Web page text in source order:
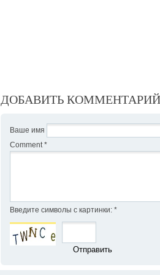
ДОБАВИТЬ КОММЕНТАРИЙ
Ваше имя
Comment *
Введите символы с картинки: *